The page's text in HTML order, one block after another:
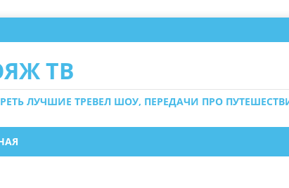
ТВ
ЛУЧШИЕ ТРЕВЕЛ ШОУ, ПЕРЕДАЧИ ПРО